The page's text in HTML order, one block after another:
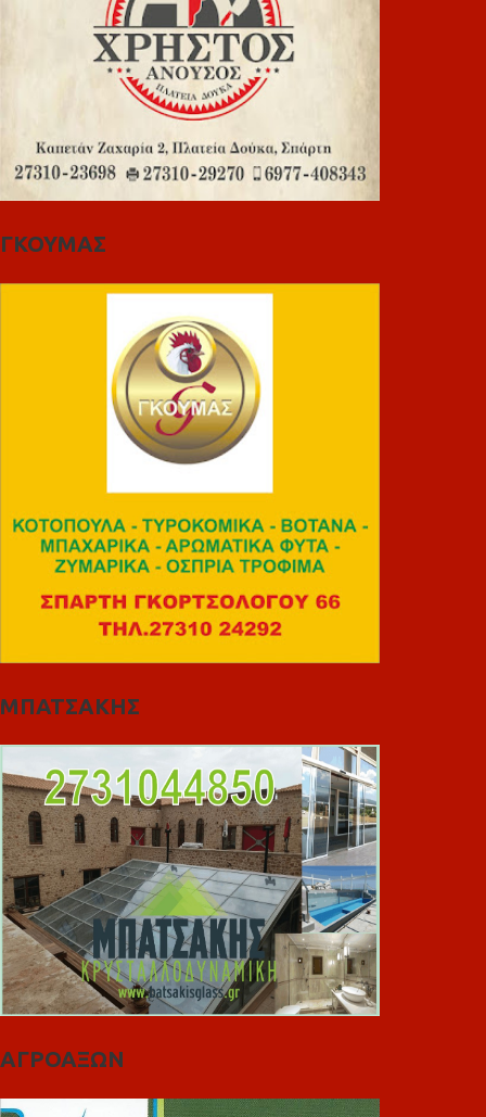
ΓΚΟΥΜΑΣ
ΜΠΑΤΣΑΚΗΣ
ΑΓΡΟΑΞΩΝ